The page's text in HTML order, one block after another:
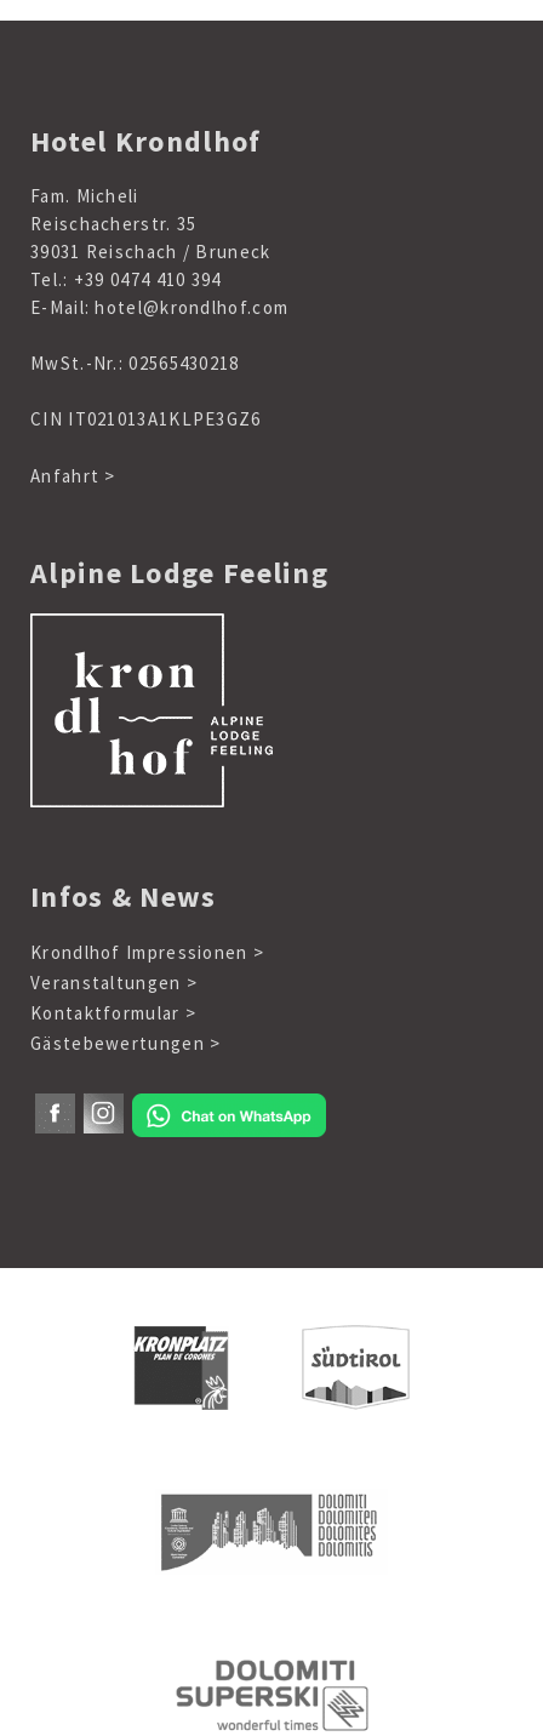
Hotel Krondlhof
Fam. Micheli
Reischacherstr. 35
39031 Reischach / Bruneck
Tel.: +39 0474 410 394
E-Mail:hotel@krondlhof.com
MwSt.-Nr.: 02565430218
CIN IT021013A1KLPE3GZ6
Anfahrt >
Alpine Lodge Feeling
Infos & News
Krondlhof Impressionen >
Veranstaltungen >
Kontaktformular >
Gästebewertungen >